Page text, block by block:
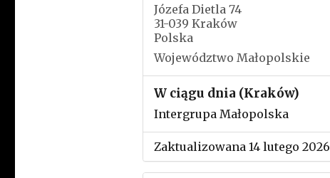
Józefa Dietla 74
31-039 Kraków
Polska
Województwo Małopolskie
W ciągu dnia (Kraków)
Intergrupa Małopolska
Zaktualizowana 14 lutego 2026